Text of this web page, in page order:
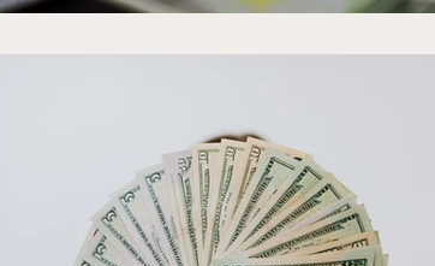
Multiplier son argent rapidement